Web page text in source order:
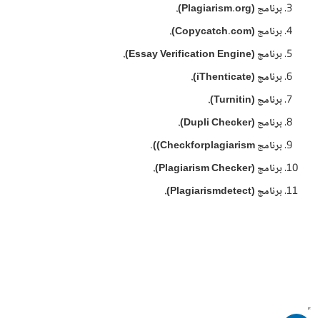
برنامج (Plagiarism.org).
برنامج (Copycatch.com).
برنامج (Essay Verification Engine).
برنامج (iThenticate).
برنامج (Turnitin).
برنامج (Dupli Checker).
برنامج Checkforplagiarism)).
برنامج (Plagiarism Checker).
برنامج (Plagiarismdetect).